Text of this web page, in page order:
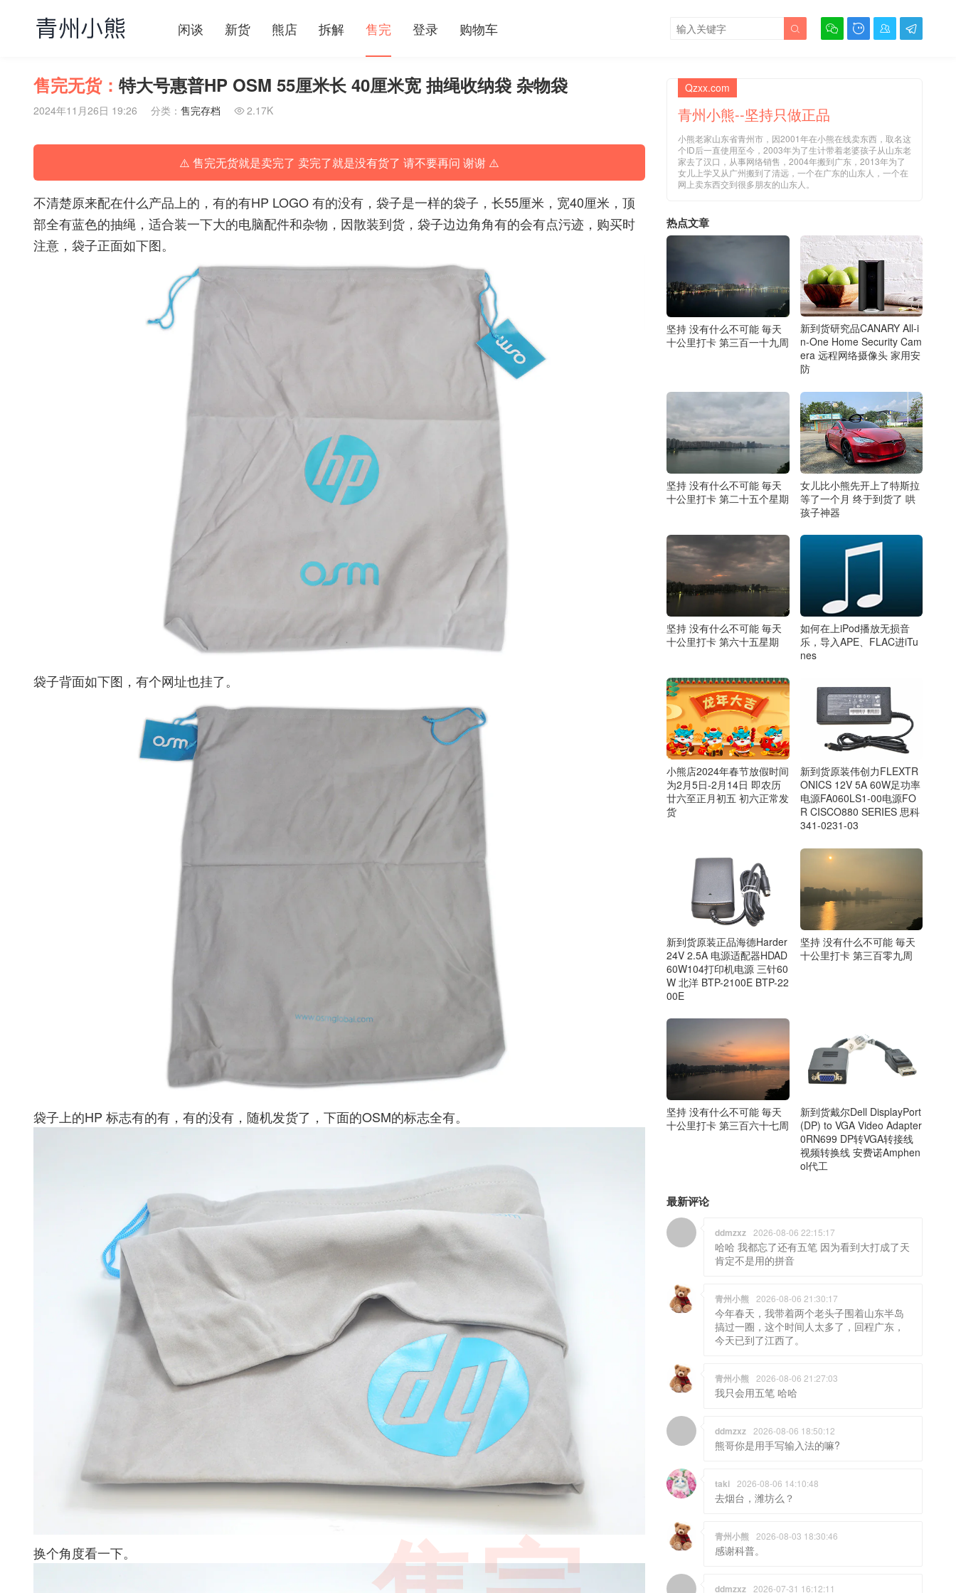
闲谈 新货 熊店 拆解 售完 登录 购物车    

售完无货： 特大号惠普HP OSM 55厘米长 40厘米宽 抽绳收纳袋 杂物袋
2024年11月26日 19:26 分类： 售完存档  2.17K
⚠️ 售完无货就是卖完了 卖完了就是没有货了 请不要再问 谢谢 ⚠️
不清楚原来配在什么产品上的，有的有HP LOGO 有的没有，袋子是一样的袋子，长55厘米，宽40厘米，顶
部全有蓝色的抽绳，适合装一下大的电脑配件和杂物，因散装到货，袋子边边角角有的会有点污迹，购买时
注意，袋子正面如下图。
袋子背面如下图，有个网址也挂了。
袋子上的HP 标志有的有，有的没有，随机发货了，下面的OSM的标志全有。
换个角度看一下。
Qzxx.com
青州小熊--坚持只做正品
小熊老家山东省青州市，因2001年在小熊在线卖东西，取名这
个ID后一直使用至今，2003年为了生计带着老婆孩子从山东老
家去了汉口，从事网络销售，2004年搬到广东，2013年为了
女儿上学又从广州搬到了清远，一个在广东的山东人，一个在
网上卖东西交到很多朋友的山东人。
热点文章
坚持 没有什么不可能 毎天
十公里打卡 第三百一十九周
新到货研究品CANARY All-i
n-One Home Security Cam
era 远程网络摄像头 家用安
防
坚持 没有什么不可能 毎天
十公里打卡 第二十五个星期
女儿比小熊先开上了特斯拉
等了一个月 终于到货了 哄
孩子神器
坚持 没有什么不可能 毎天
十公里打卡 第六十五星期
如何在上iPod播放无损音
乐，导入APE、FLAC进iTu
nes
小熊店2024年春节放假时间
为2月5日-2月14日 即农历
廿六至正月初五 初六正常发
货
新到货原装伟创力FLEXTR
ONICS 12V 5A 60W足功率
电源FA060LS1-00电源FO
R CISCO880 SERIES 思科
341-0231-03
新到货原装正品海德Harder
24V 2.5A 电源适配器HDAD
60W104打印机电源 三针60
W 北洋 BTP-2100E BTP-22
00E
坚持 没有什么不可能 毎天
十公里打卡 第三百零九周
坚持 没有什么不可能 毎天
十公里打卡 第三百六十七周
新到货戴尔Dell DisplayPort
(DP) to VGA Video Adapter
0RN699 DP转VGA转接线
视频转换线 安费诺Amphen
ol代工
最新评论
ddmzxz 2026-08-06 22:15:17
哈哈 我都忘了还有五笔 因为看到大打成了天
肯定不是用的拼音
青州小熊 2026-08-06 21:30:17
今年春天，我带着两个老头子围着山东半岛
搞过一圈，这个时间人太多了，回程广东，
今天已到了江西了。
青州小熊 2026-08-06 21:27:03
我只会用五笔 哈哈
ddmzxz 2026-08-06 18:50:12
熊哥你是用手写输入法的嘛?
taki 2026-08-06 14:10:48
去烟台，潍坊么？
青州小熊 2026-08-03 18:30:46
感谢科普。
ddmzxz 2026-07-31 16:12:11